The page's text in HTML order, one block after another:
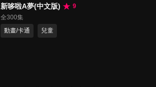
新哆啦A夢(中文版)
9
全300集
動畫/卡通
兒童